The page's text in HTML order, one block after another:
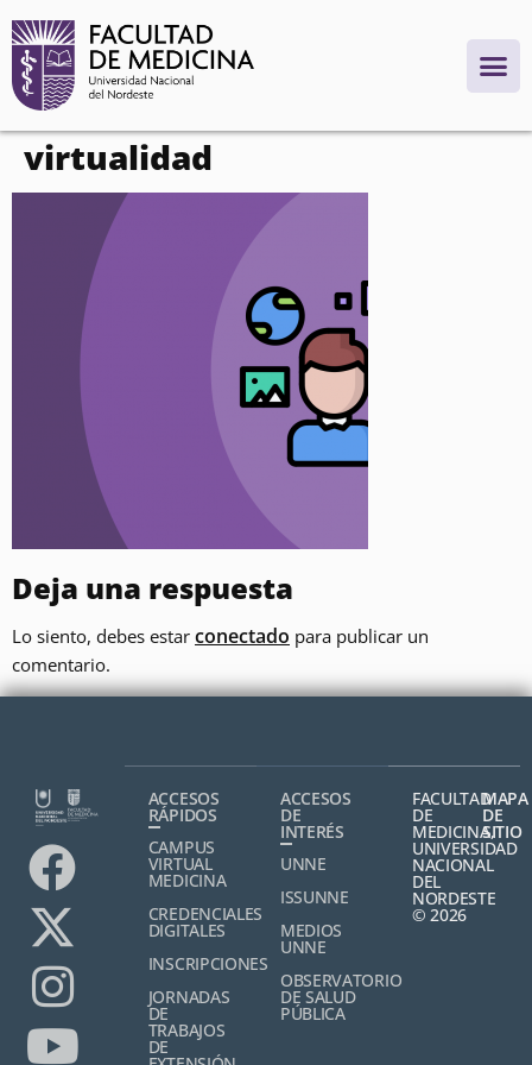
contenido
virtualidad
Deja una respuesta
Lo siento, debes estar conectado para publicar un
comentario.
ACCESOS
RÁPIDOS
CAMPUS
VIRTUAL
MEDICINA
CREDENCIALES
DIGITALES
INSCRIPCIONES
JORNADAS
DE
TRABAJOS
DE
ACCESOS
DE
INTERÉS
UNNE
ISSUNNE
MEDIOS
UNNE
OBSERVATORIO
DE SALUD
PÚBLICA
FACULTAD
DE
MEDICINA,
UNIVERSIDAD
NACIONAL
DEL
NORDESTE
© 2026
MAPA
DE
SITIO